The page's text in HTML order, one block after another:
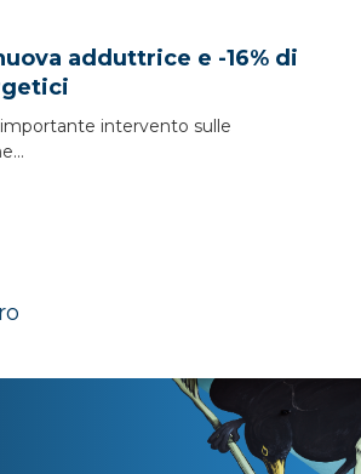
adduttrice e -16% di
intervento sulle